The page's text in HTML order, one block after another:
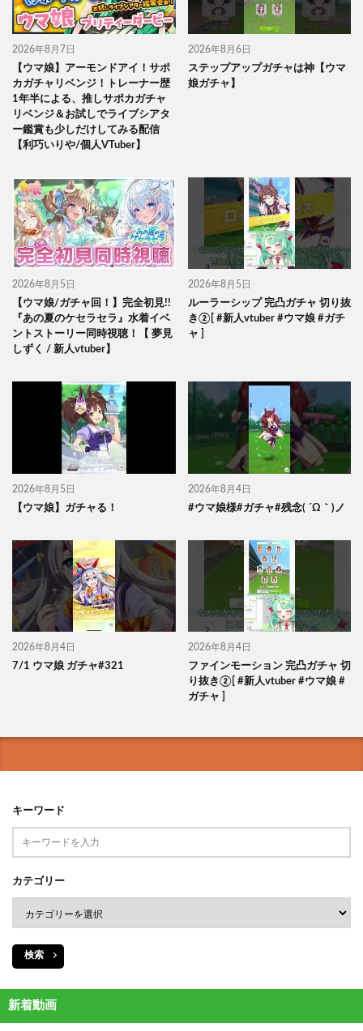
2026年8月7日
【ウマ娘】アーモンドアイ！サポ
カガチャリベンジ！トレーナー歴
1年半による、推しサポカガチャ
リベンジ＆お試しでライブシアタ
ー鑑賞も少しだけしてみる配信
【利巧いりや/個人VTuber】
2026年8月6日
ステップアップガチャは神【ウマ
娘ガチャ】
2026年8月5日
【ウマ娘/ガチャ回！】完全初見!!
『あの夏のケセラセラ』水着イベ
ントストーリー同時視聴！【 夢見
しずく / 新人vtuber】
2026年8月5日
ルーラーシップ 完凸ガチャ 切り抜
き②[ #新人vtuber #ウマ娘 #ガチ
ャ ]
2026年8月5日
【ウマ娘】ガチャる！
2026年8月4日
#ウマ娘様#ガチャ#残念( ´Ω｀)ノ
2026年8月4日
7/1 ウマ娘 ガチャ#321
2026年8月4日
ファインモーション 完凸ガチャ 切
り抜き②[ #新人vtuber #ウマ娘 #
ガチャ ]
キーワード
カテゴリー
検索
新着動画